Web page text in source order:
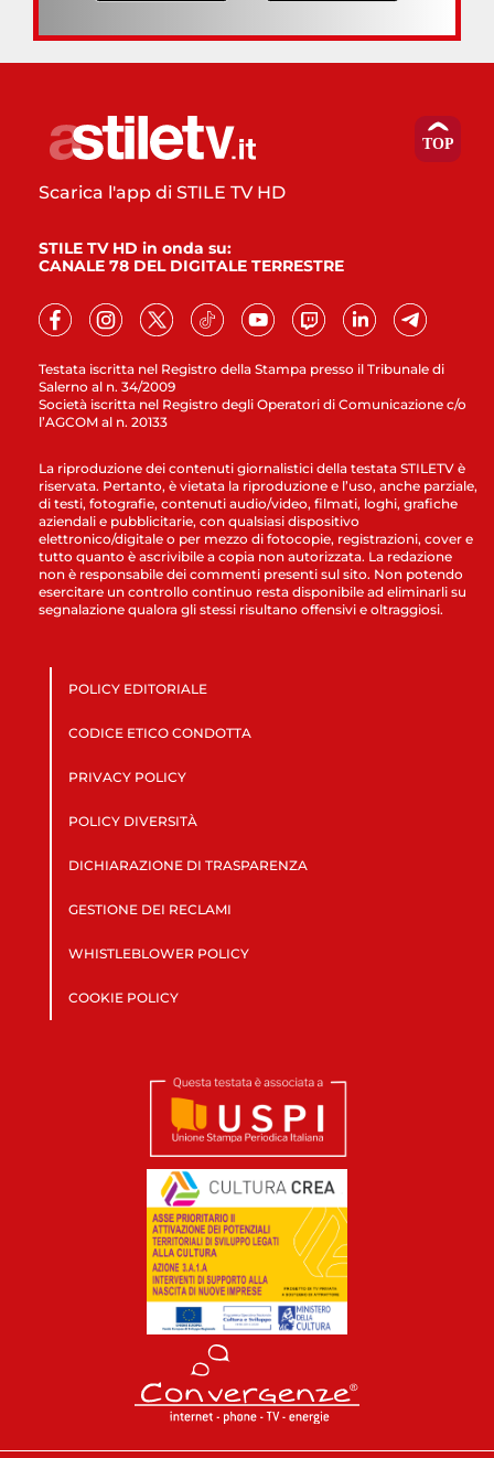
Testata iscritta nel Registro della Stampa presso il Tribunale di
Salerno al n. 34/2009
Società iscritta nel Registro degli Operatori di Comunicazione c/o
l’AGCOM al n. 20133
Scarica l'app di STILE TV HD
STILE TV HD in onda su:
CANALE 78 DEL DIGITALE TERRESTRE
La riproduzione dei contenuti giornalistici della testata STILETV è
riservata. Pertanto, è vietata la riproduzione e l’uso, anche parziale,
di testi, fotografie, contenuti audio/video, filmati, loghi, grafiche
aziendali e pubblicitarie, con qualsiasi dispositivo
elettronico/digitale o per mezzo di fotocopie, registrazioni, cover e
tutto quanto è ascrivibile a copia non autorizzata. La redazione
non è responsabile dei commenti presenti sul sito. Non potendo
esercitare un controllo continuo resta disponibile ad eliminarli su
segnalazione qualora gli stessi risultano offensivi e oltraggiosi.
POLICY EDITORIALE
CODICE ETICO CONDOTTA
PRIVACY POLICY
POLICY DIVERSITÀ
DICHIARAZIONE DI TRASPARENZA
GESTIONE DEI RECLAMI
WHISTLEBLOWER POLICY
COOKIE POLICY